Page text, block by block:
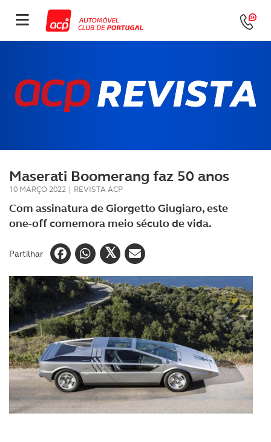
Maserati Boomerang faz 50 anos
10 MARÇO 2022 | REVISTA ACP
Com assinatura de Giorgetto Giugiaro, este
one-off comemora meio século de vida.
Partilhar